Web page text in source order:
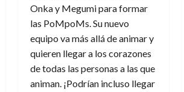
Onka y Megumi para formar
las PoMpoMs. Su nuevo
equipo va más allá de animar y
quieren llegar a los corazones
de todas las personas a las que
animan. ¡Podrían incluso llegar